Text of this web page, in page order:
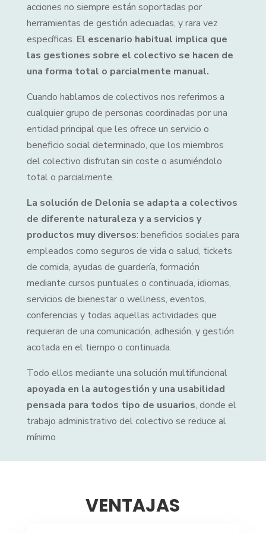
acciones no siempre están soportadas por
herramientas de gestión adecuadas, y rara vez
específicas. El escenario habitual implica que
las gestiones sobre el colectivo se hacen de
una forma total o parcialmente manual.
Cuando hablamos de colectivos nos referimos a
cualquier grupo de personas coordinadas por una
entidad principal que les ofrece un servicio o
beneficio social determinado, que los miembros
del colectivo disfrutan sin coste o asumiéndolo
total o parcialmente.
La solución de Delonia se adapta a colectivos
de diferente naturaleza y a servicios y
productos muy diversos: beneficios sociales para
empleados como seguros de vida o salud, tickets
de comida, ayudas de guardería, formación
mediante cursos puntuales o continuada, idiomas,
servicios de bienestar o wellness, eventos,
conferencias y todas aquellas actividades que
requieran de una comunicación, adhesión, y gestión
acotada en el tiempo o continuada.
Todo ellos mediante una solución multifuncional
apoyada en la autogestión y una usabilidad
pensada para todos tipo de usuarios, donde el
trabajo administrativo del colectivo se reduce al
mínimo
VENTAJAS